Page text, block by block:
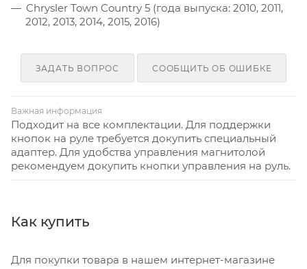
Chrysler Town Country 5 (года выпуска: 2010, 2011,
2012, 2013, 2014, 2015, 2016)
ЗАДАТЬ ВОПРОС СООБЩИТЬ ОБ ОШИБКЕ
Важная информация
Подходит на все комплектации. Для поддержки
кнопок на руле требуется докупить специальный
адаптер. Для удобства управления магнитолой
рекомендуем докупить кнопки управления на руль.
Как купить
Для покупки товара в нашем интернет-магазине